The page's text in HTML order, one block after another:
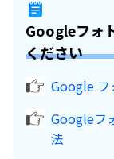
Googleフォ
ください
Google フ
Googleフ
法